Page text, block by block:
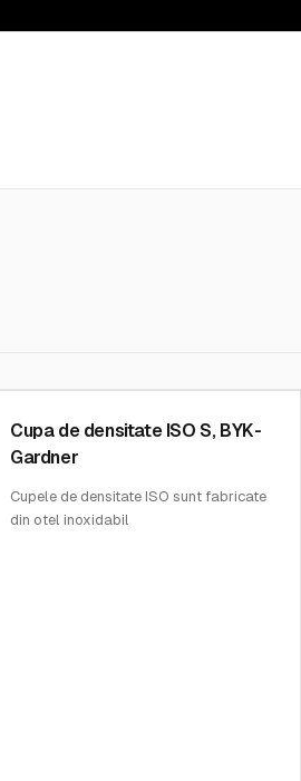
Cupa de densitate ISO S, BYK-
Gardner
Cupele de densitate ISO sunt fabricate
din otel inoxidabil